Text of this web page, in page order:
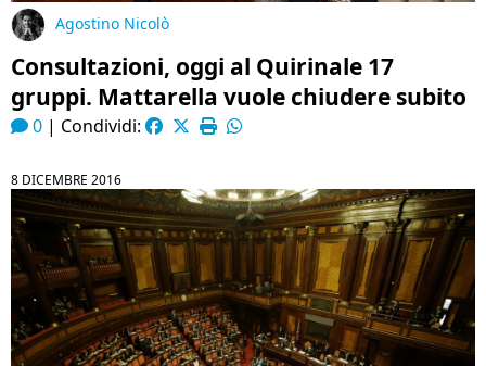
Agostino Nicolò
Consultazioni, oggi al Quirinale 17
gruppi. Mattarella vuole chiudere subito
0 | Condividi:
8 DICEMBRE 2016